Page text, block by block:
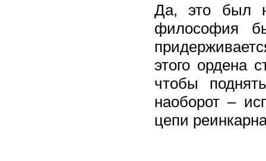
Да, это был
философия
этого ордена
чтобы
наоборот –
цепи